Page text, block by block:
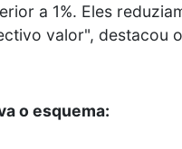
a 1%. Eles
valor", destacou
o esquema: